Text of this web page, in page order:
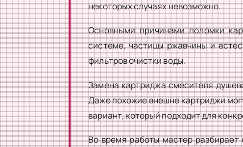
некоторых случаях невозможно.
Основными причинами поломки
системе, частицы ржавчины и
фильтров очистки воды.
Замена картриджа смесителя
Даже похожие внешне картриджи
вариант, который подходит для
Во время работы мастер